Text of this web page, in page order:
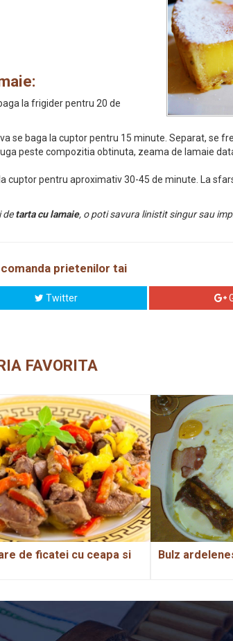
la frigider pentru 20 de
se baga la cuptor pentru 15 minute. Separat, se
peste compozitia obtinuta, zeama de lamaie
cuptor pentru aproximativ 30-45 de minute. La
detarta cu lamaie, o poti savura linistit singur sau
prietenilor tai
Twitter
FAVORITA
de ficatei cu ceapa si
Bulz